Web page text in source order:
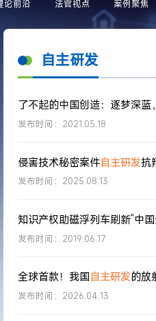
论前沿 法官视点 案例聚焦
自主研发
了不起的中国创造：逐梦深蓝
发布时间：2021.05.18
侵害技术秘密案件自主研发抗
发布时间：2025.08.13
知识产权助磁浮列车刷新“中国
发布时间：2019.06.17
全球首款！我国自主研发的放
发布时间：2026.04.13